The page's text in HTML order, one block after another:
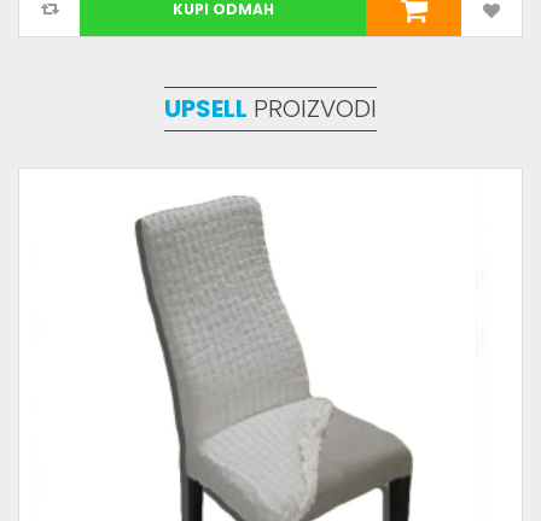
KUPI ODMAH
UPSELL PROIZVODI